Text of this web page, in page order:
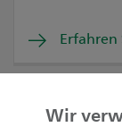
Erfahren
Wir